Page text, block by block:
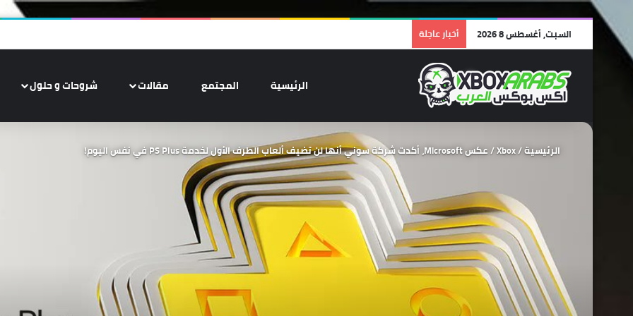
السبت, أغسطس 8 2026 أخبار عاجلة
الرئيسية المجتمع مقالات شروحات و حلول
الرئيسية/
Xbox
/عكس Microsoft، أكدت شركة سوني أنها لن تضيف ألعاب الطرف الأول لخدمة PS Plus في نفس اليوم!